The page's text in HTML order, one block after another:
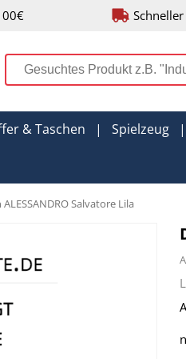
& Taschen | Spielzeug |
Salvatore Lila